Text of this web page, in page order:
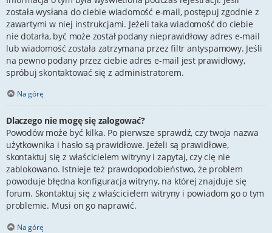
została wysłana do ciebie wiadomość e-mail, postępuj zgodnie z
zawartymi w niej instrukcjami. Jeżeli taka wiadomość do ciebie
nie dotarła, być może został podany nieprawidłowy adres e-mail
lub wiadomość została zatrzymana przez filtr antyspamowy. Jeśli
na pewno podany przez ciebie adres e-mail jest prawidłowy,
spróbuj skontaktować się z administratorem.
Na górę
Dlaczego nie mogę się zalogować?
Powodów może być kilka. Po pierwsze sprawdź, czy twoja nazwa
użytkownika i hasło są prawidłowe. Jeżeli są prawidłowe,
skontaktuj się z właścicielem witryny i zapytaj, czy cię nie
zablokowano. Istnieje też prawdopodobieństwo, że problem
powoduje błędna konfiguracja witryny, na której znajduje się
forum. Skontaktuj się z właścicielem witryny i powiadom go o tym
problemie. Musi on go naprawić.
Na górę